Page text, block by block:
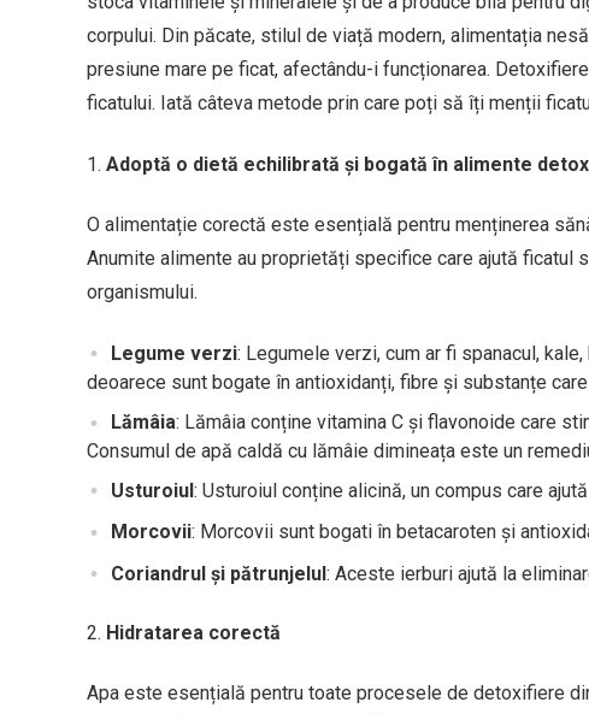
corpului. Din păcate, stilul de viață modern, alimentația
presiune mare pe ficat, afectându-i funcționarea.
ficatului. Iată câteva metode prin care poți să îți menții
Adoptă o dietă echilibrată și bogată în alimente
O alimentație corectă este esențială pentru menținerea
Anumite alimente au proprietăți specifice care ajută
organismului.
Legume verzi: Legumele verzi, cum ar fi spanacul,
deoarece sunt bogate în antioxidanți, fibre și substanțe
Lămâia: Lămâia conține vitamina C și flavonoide care
Consumul de apă caldă cu lămâie dimineața este un
Usturoiul : Usturoiul conține alicină, un compus care
Morcovii: Morcovii sunt bogati în betacaroten și
Coriandrul și pătrunjelul: Aceste ierburi ajută la
Hidratarea corectă
Apa este esențială pentru toate procesele de detoxifiere